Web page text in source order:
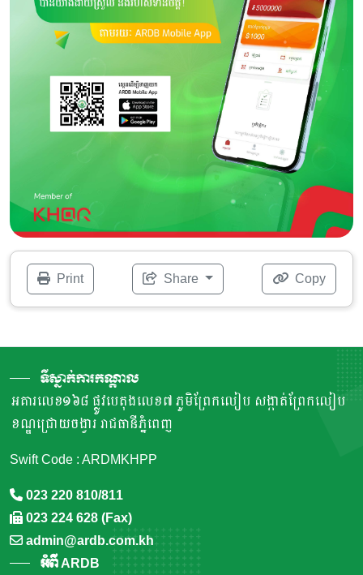
Print Share Copy
ទីស្នាក់ការកណ្តាល
អគារលេខ១៦៨ ផ្លូវបេតុងលេខ៧ ភូមិព្រែកលៀប សង្កាត់ព្រែកលៀប
ខណ្ឌជ្រោយចង្វារ រាជធានីភ្នំពេញ
Swift Code : ARDMKHPP
023 220 810/811
023 224 628 (Fax)
admin@ardb.com.kh
អំពី ARDB